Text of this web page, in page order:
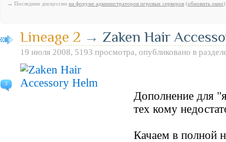
→ Последние дискуссии на форуме администраторов игровых серверов (обновить окно)
2
Lineage 2 → Zaken Hair
19 июля 2008, 5193 просмотра, опубликовано в
Дополнение для
тех кому
Качаем в полной